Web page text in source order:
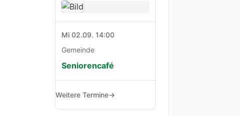
Mi 02.09. 14:00
Gemeinde
Seniorencafé
Weitere Termine→